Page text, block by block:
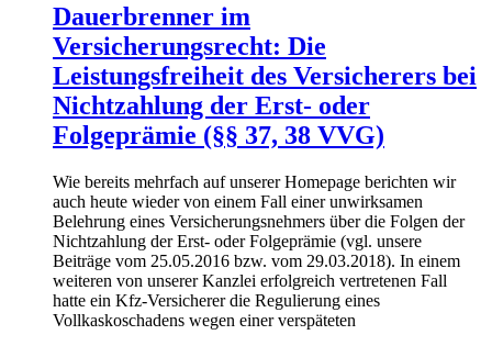
Dauerbrenner im
Versicherungsrecht: Die
Leistungsfreiheit des Versicherers bei
Nichtzahlung der Erst- oder
Folgeprämie (§§ 37, 38 VVG)
Wie bereits mehrfach auf unserer Homepage berichten wir
auch heute wieder von einem Fall einer unwirksamen
Belehrung eines Versicherungsnehmers über die Folgen der
Nichtzahlung der Erst- oder Folgeprämie (vgl. unsere
Beiträge vom 25.05.2016 bzw. vom 29.03.2018). In einem
weiteren von unserer Kanzlei erfolgreich vertretenen Fall
hatte ein Kfz-Versicherer die Regulierung eines
Vollkaskoschadens wegen einer verspäteten